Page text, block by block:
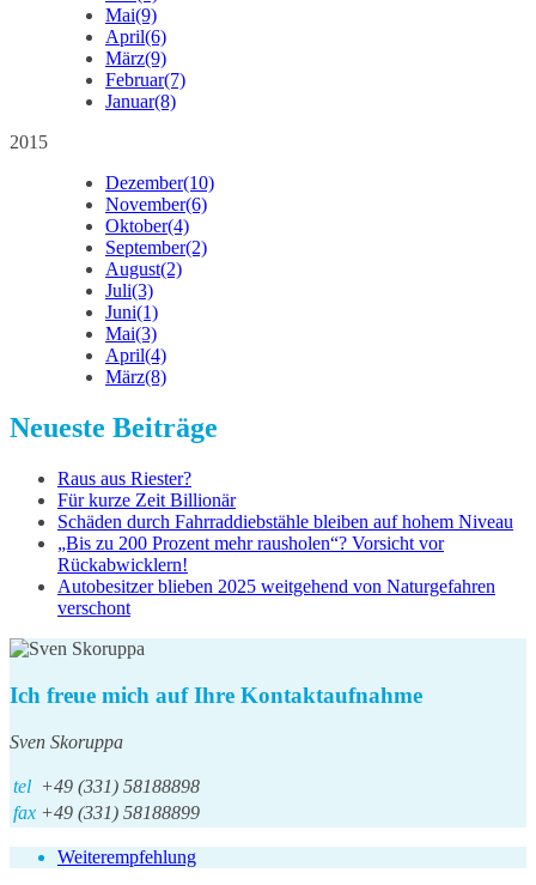
Mai(9)
April(6)
März(9)
Februar(7)
Januar(8)
2015
Dezember(10)
November(6)
Oktober(4)
September(2)
August(2)
Juli(3)
Juni(1)
Mai(3)
April(4)
März(8)
Neueste Beiträge
Raus aus Riester?
Für kurze Zeit Billionär
Schäden durch Fahrraddiebstähle bleiben auf hohem Niveau
„Bis zu 200 Prozent mehr rausholen“? Vorsicht vor
Rückabwicklern!
Autobesitzer blieben 2025 weitgehend von Naturgefahren
verschont
Ich freue mich auf Ihre Kontaktaufnahme
Sven Skoruppa
tel +49 (331) 58188898
fax +49 (331) 58188899
Weiterempfehlung